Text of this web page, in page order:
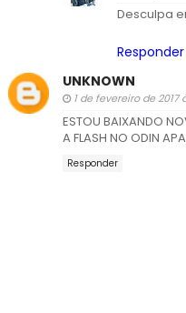
Desculpa
Responder
UNKNOWN
1 de fevereiro de 2017
ESTOU BAIXANDO
A FLASH NO ODIN
Responder